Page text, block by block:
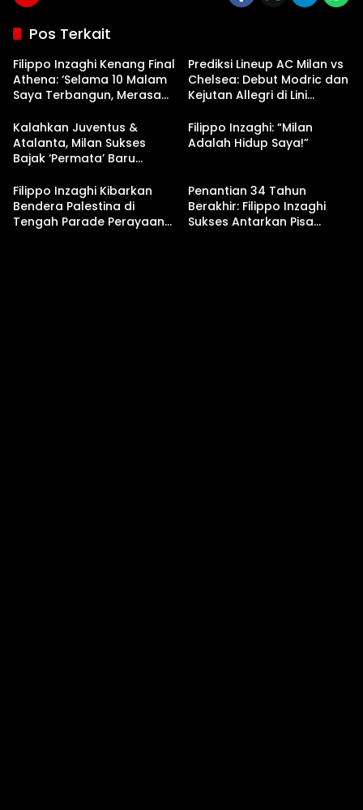
Pos Terkait
Filippo Inzaghi Kenang Final
Athena: ‘Selama 10 Malam
Saya Terbangun, Merasa
Prediksi Lineup AC Milan vs
Chelsea: Debut Modric dan
Kejutan Allegri di Lini
Kalahkan Juventus &
Atalanta, Milan Sukses
Bajak ‘Permata’ Baru
Filippo Inzaghi: “Milan
Adalah Hidup Saya!”
Filippo Inzaghi Kibarkan
Bendera Palestina di
Tengah Parade Perayaan
Penantian 34 Tahun
Berakhir: Filippo Inzaghi
Sukses Antarkan Pisa